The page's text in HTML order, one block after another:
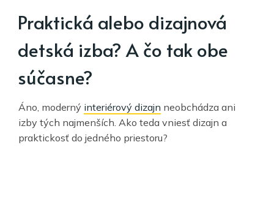
Praktická alebo dizajnová
detská izba? A čo tak obe
súčasne?
Áno, moderný interiérový dizajn neobchádza ani
izby tých najmenších. Ako teda vniesť dizajn a
praktickosť do jedného priestoru?